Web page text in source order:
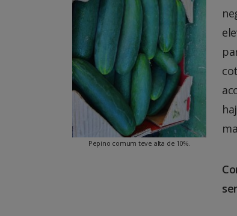
Pepino comum teve alta de 10%.